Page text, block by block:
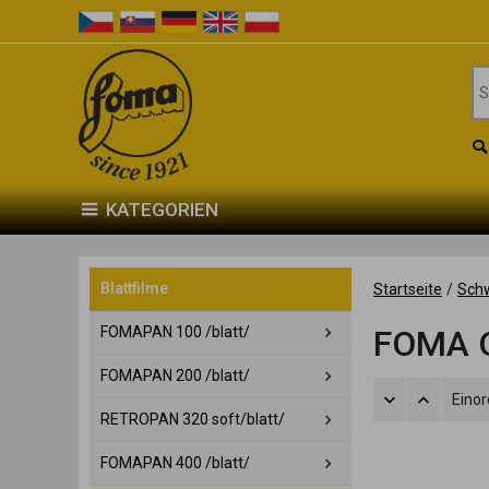
KATEGORIEN
Blattfilme
FOMAPAN 100 /blatt/
FOMAPAN 200 /blatt/
RETROPAN 320 soft/blatt/
FOMAPAN 400 /blatt/
Startseite /
FOMA